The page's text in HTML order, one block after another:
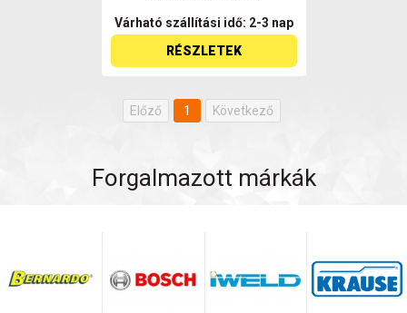
Várható szállítási idő: 2-3 nap
RÉSZLETEK
Előző 1 Következő
Forgalmazott márkák